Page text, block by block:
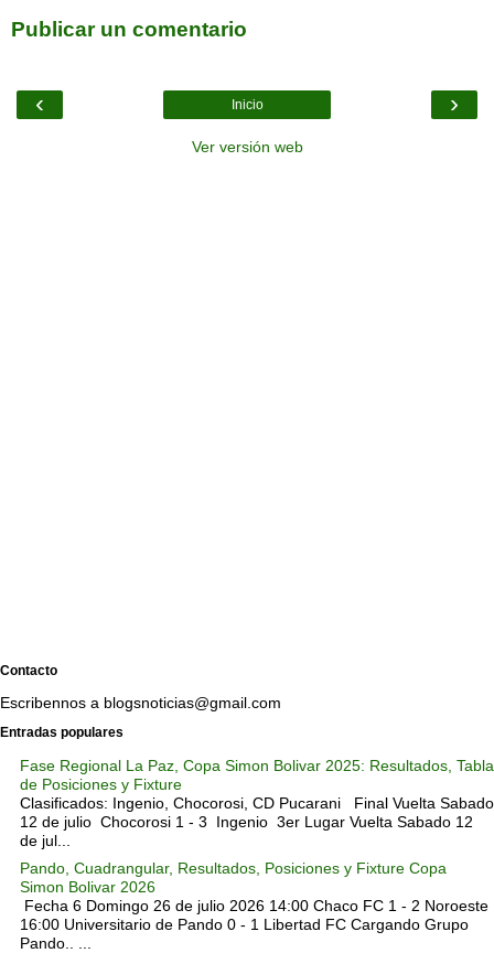
Publicar un comentario
‹ ›
Inicio
Ver versión web
Contacto
Escribennos a blogsnoticias@gmail.com
Entradas populares
Fase Regional La Paz, Copa Simon Bolivar 2025: Resultados, Tabla
de Posiciones y Fixture
Clasificados: Ingenio, Chocorosi, CD Pucarani Final Vuelta Sabado
12 de julio Chocorosi 1 - 3 Ingenio 3er Lugar Vuelta Sabado 12
de jul...
Pando, Cuadrangular, Resultados, Posiciones y Fixture Copa
Simon Bolivar 2026
Fecha 6 Domingo 26 de julio 2026 14:00 Chaco FC 1 - 2 Noroeste
16:00 Universitario de Pando 0 - 1 Libertad FC Cargando Grupo
Pando.. ...